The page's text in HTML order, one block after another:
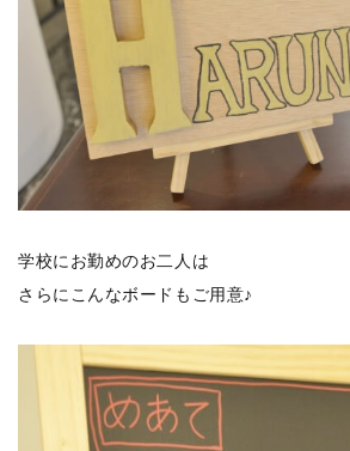
学校にお勤めのお二人は
さらにこんなボードもご用意♪